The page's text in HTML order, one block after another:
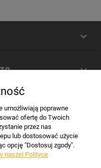
umożliwiają poprawne
ofertę do Twoich
przez nas
lub dostosować użycie
opcję "Dostosuj zgody".
naszej Polityce